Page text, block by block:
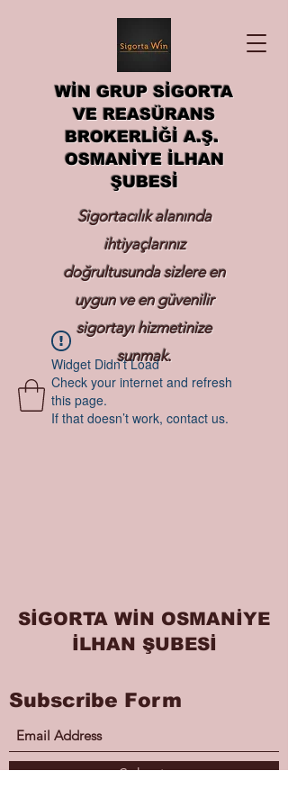
WİN GRUP SİGORTA
VE REASÜRANS
BROKERLİĞİ A.Ş.
OSMANİYE İLHAN
ŞUBESİ
Sigortacılık alanında
ihtiyaçlarınız
doğrultusunda sizlere en
uygun ve en güvenilir
sigortayı hizmetinize
sunmak.
Widget Didn’t Load
Check your internet and refresh
this page.
If that doesn’t work, contact us.
SİGORTA WİN OSMANİYE
İLHAN ŞUBESİ
Subscribe Form
Submit